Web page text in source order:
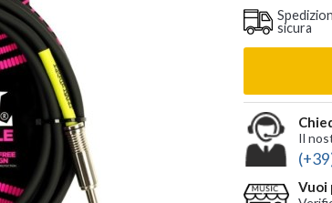
sicura
Il
Vuoi